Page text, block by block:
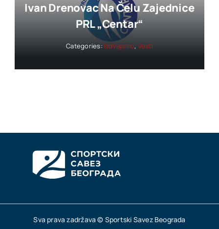
Ivan Drenovac Na Čelu Zajednice
PRL „Centar“
Categories: Izdvajamo, Vesti
Sva prava zadržava © Sportski Savez Beograda